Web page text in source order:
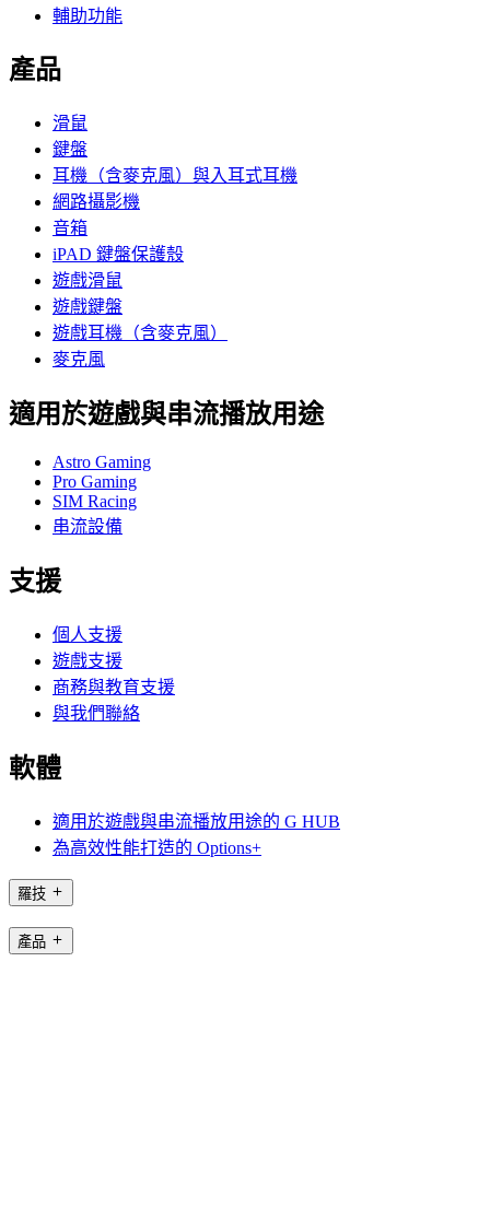
輔助功能
產品
滑鼠
鍵盤
耳機（含麥克風）與入耳式耳機
網路攝影機
音箱
iPAD 鍵盤保護殼
遊戲滑鼠
遊戲鍵盤
遊戲耳機（含麥克風）
麥克風
適用於遊戲與串流播放用途
Astro Gaming
Pro Gaming
SIM Racing
串流設備
支援
個人支援
遊戲支援
商務與教育支援
與我們聯絡
軟體
適用於遊戲與串流播放用途的 G HUB
為高效性能打造的 Options+
羅技
產品